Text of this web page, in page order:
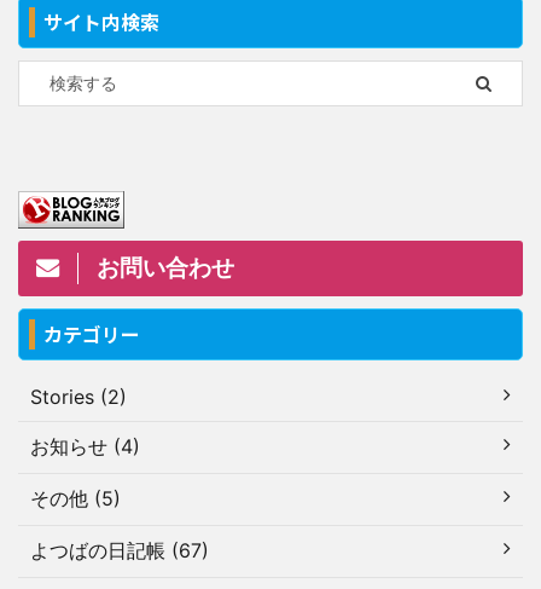
サイト内検索
お問い合わせ
カテゴリー
Stories (2)
お知らせ (4)
その他 (5)
よつばの日記帳 (67)